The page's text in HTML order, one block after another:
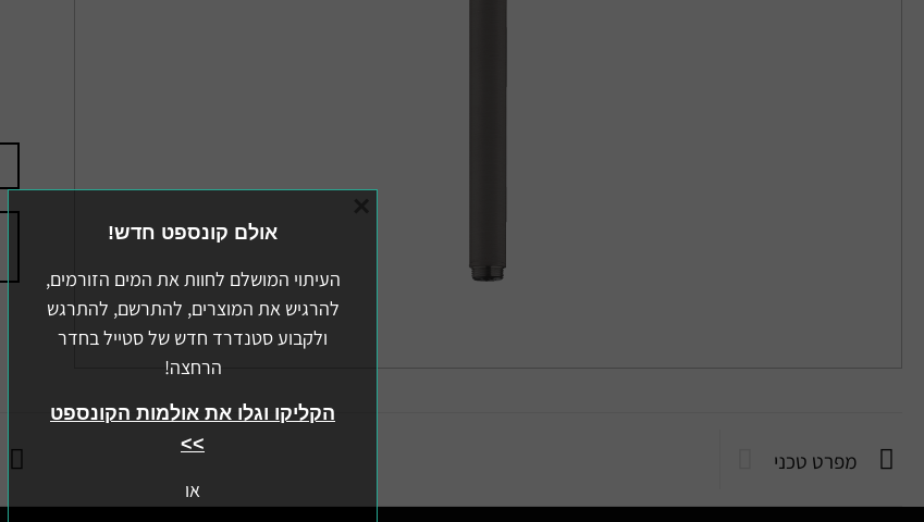
מפרט טכני
אולם קונספט חדש!
העיתוי המושלם לחוות את המים הזורמים,
להרגיש את המוצרים, להתרשם, להתרגש
ולקבוע סטנדרד חדש של סטייל בחדר
הרחצה!
הקליקו וגלו את אולמות הקונספט
>>
או